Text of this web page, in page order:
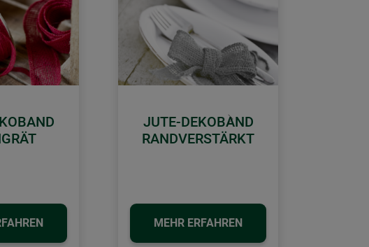
JUTE-DEKOBAND
RANDVERSTÄRKT
MEHR ERFAHREN
Weiter